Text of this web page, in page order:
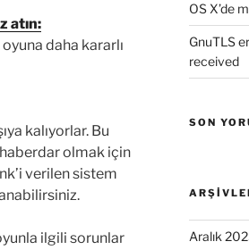
atın:
oyuna daha kararlı
kalıyorlar. Bu
haberdar olmak için
verilen sistem
ilgili sorunlar
OS X’de
GnuTLS
received
SON
Aralık